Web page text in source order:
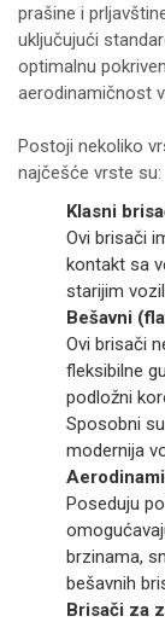
prašine i
uključujući
optimalnu
aerodinamičnost
Postoji nekoliko
najčešće vrste su:
Klasni
Ovi brisači
kontakt sa
starijim
Bešavni
Ovi brisači
fleksibilne
podložni
Sposobni
modernija
Poseduju
brzinama,
bešavnih
Brisači za